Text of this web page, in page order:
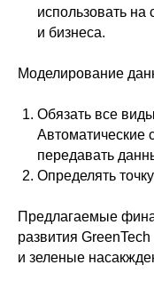
использовать на
и бизнеса.
Моделирование
Обязать все
Автоматические
передавать
Определять
Предлагаемые
развития
и зеленые